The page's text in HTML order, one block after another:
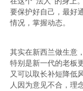
要保护好自己，最好
情况，掌握动态。
其实在新西兰做生意
特别是新一代的老板
又可以取长补短降低
人因为意见不合，理